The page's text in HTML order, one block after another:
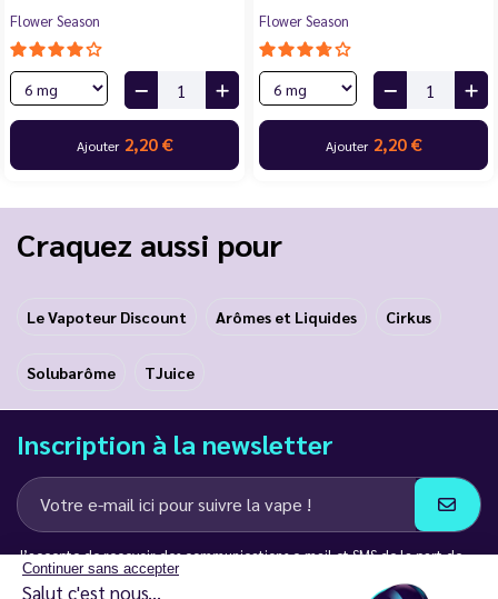
Continuer sans accepter
Salut c'est nous...
Flower Season
Ajouter 2,20 €
Flower Season
Ajouter 2,20 €
Craquez aussi pour
Le Vapoteur Discount Arômes et Liquides Cirkus
Solubarôme TJuice
Inscription à la newsletter
J’accepte de recevoir des communications e-mail et SMS de la part de
LD Groupe